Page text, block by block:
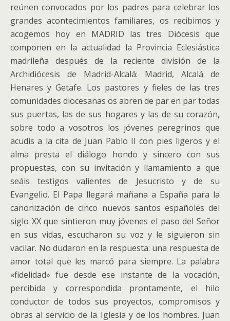
reúnen convocados por los padres para celebrar los
grandes acontecimientos familiares, os recibimos y
acogemos hoy en MADRID las tres Diócesis que
componen en la actualidad la Provincia Eclesiástica
madrileña después de la reciente división de la
Archidiócesis de Madrid-Alcalá: Madrid, Alcalá de
Henares y Getafe. Los pastores y fieles de las tres
comunidades diocesanas os abren de par en par todas
sus puertas, las de sus hogares y las de su corazón,
sobre todo a vosotros los jóvenes peregrinos que
acudís a la cita de Juan Pablo II con pies ligeros y el
alma presta el diálogo hondo y sincero con sus
propuestas, con su invitación y llamamiento a que
seáis testigos valientes de Jesucristo y de su
Evangelio. El Papa llegará mañana a España para la
canonización de cinco nuevos santos españoles del
siglo XX que sintieron muy jóvenes el paso del Señor
en sus vidas, escucharon su voz y le siguieron sin
vacilar. No dudaron en la respuesta: una respuesta de
amor total que les marcó para siempre. La palabra
«fidelidad» fue desde ese instante de la vocación,
percibida y correspondida prontamente, el hilo
conductor de todos sus proyectos, compromisos y
obras al servicio de la Iglesia y de los hombres. Juan